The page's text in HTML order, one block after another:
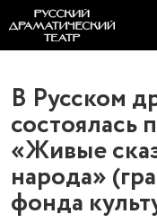
В Русском
состоялась
«Живые
народа»
фонда